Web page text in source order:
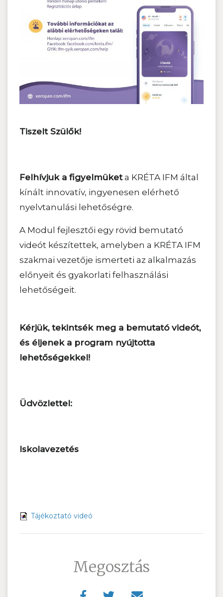
Tiszelt Szülők!
Felhívjuk a figyelmüketa KRÉTA IFM által
kínált innovatív, ingyenesen elérhető
nyelvtanulási lehetőségre.
A Modul fejlesztői egy rövid bemutató
videót készítettek, amelyben a KRÉTA IFM
szakmai vezetője ismerteti az alkalmazás
előnyeit és gyakorlati felhasználási
lehetőségeit.
Kérjük, tekintsék meg a bemutató videót,
és éljenek a program nyújtotta
lehetőségekkel!
Üdvözlettel:
Iskolavezetés
Tájékoztató videó
Megosztás